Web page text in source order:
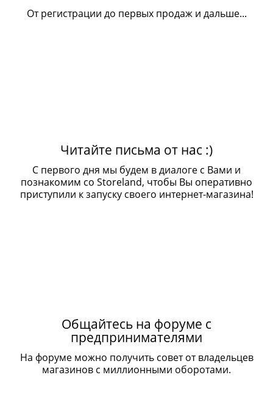
От регистрации до первых продаж и дальше...
Читайте письма от нас :)
С первого дня мы будем в диалоге с Вами и
познакомим со Storeland, чтобы Вы оперативно
приступили к запуску своего интернет-магазина!
Общайтесь на форуме с
предпринимателями
На форуме можно получить совет от владельцев
магазинов с миллионными оборотами.